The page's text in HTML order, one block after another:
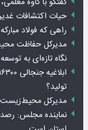
حیات اکتشافات
راهی که فولاد
مدیرکل حفاظت
نگاه تازه‌ای به
تولید؟
مدیرکل محیط‌زیست:
نماینده مجلس: